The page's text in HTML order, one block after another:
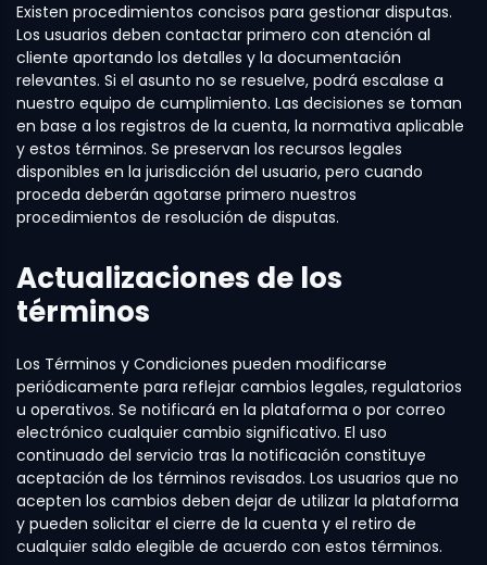
Existen procedimientos concisos para gestionar disputas.
Los usuarios deben contactar primero con atención al
cliente aportando los detalles y la documentación
relevantes. Si el asunto no se resuelve, podrá escalase a
nuestro equipo de cumplimiento. Las decisiones se toman
en base a los registros de la cuenta, la normativa aplicable
y estos términos. Se preservan los recursos legales
disponibles en la jurisdicción del usuario, pero cuando
proceda deberán agotarse primero nuestros
procedimientos de resolución de disputas.
Actualizaciones de los
términos
Los Términos y Condiciones pueden modificarse
periódicamente para reflejar cambios legales, regulatorios
u operativos. Se notificará en la plataforma o por correo
electrónico cualquier cambio significativo. El uso
continuado del servicio tras la notificación constituye
aceptación de los términos revisados. Los usuarios que no
acepten los cambios deben dejar de utilizar la plataforma
y pueden solicitar el cierre de la cuenta y el retiro de
cualquier saldo elegible de acuerdo con estos términos.